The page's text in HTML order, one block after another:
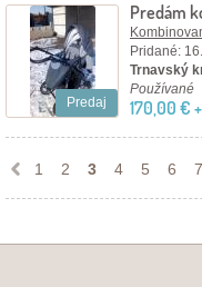
Predaj
Predám
Pridané:
Trnavský
Používané
170,00 €
1 2 3 4 5 6 7